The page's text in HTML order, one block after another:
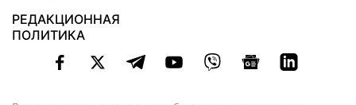
РЕДАКЦИОННАЯ
ПОЛИТИКА